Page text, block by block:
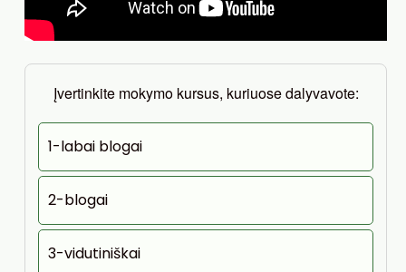
Įvertinkite mokymo kursus, kuriuose dalyvavote:
1-labai blogai
2-blogai
3-vidutiniškai